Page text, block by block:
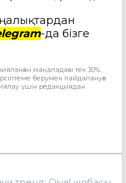
-да бізге
мақаладағы тек 30%
берумен пайдалануға
үшін редакциядан